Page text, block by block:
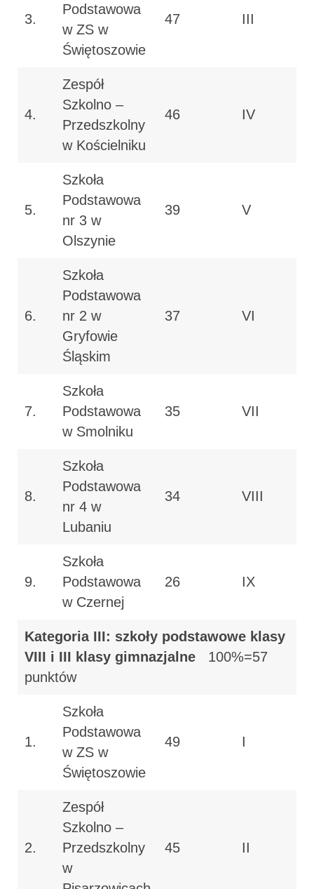
3.
Podstawowa
w ZS w
Świętoszowie
47 III
4.
Zespół
Szkolno –
Przedszkolny
w Kościelniku
46 IV
5.
Szkoła
Podstawowa
nr 3 w
Olszynie
39 V
6.
Szkoła
Podstawowa
nr 2 w
Gryfowie
Śląskim
37 VI
7.
Szkoła
Podstawowa
w Smolniku
35 VII
8.
Szkoła
Podstawowa
nr 4 w
Lubaniu
34 VIII
9.
Szkoła
Podstawowa
w Czernej
26 IX
Kategoria III: szkoły podstawowe klasy
VIII i III klasy gimnazjalne 100%=57
punktów
1.
Szkoła
Podstawowa
w ZS w
Świętoszowie
49 I
2.
Zespół
Szkolno –
Przedszkolny
w
45 II